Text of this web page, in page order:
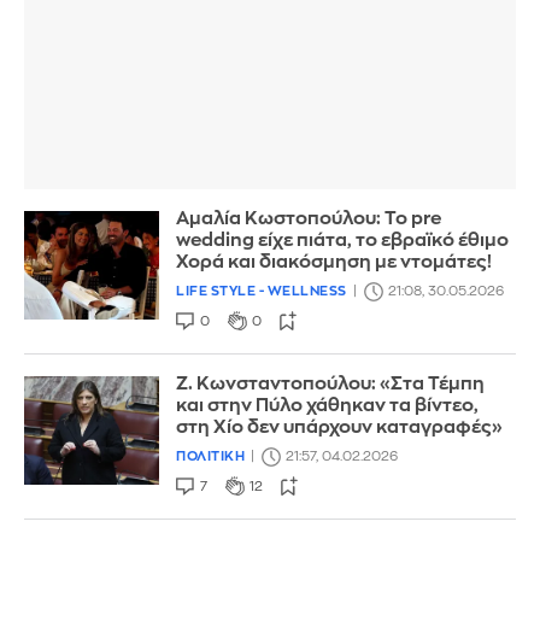
Αμαλία Κωστοπούλου: Το pre
wedding είχε πιάτα, το εβραϊκό έθιμο
Χορά και διακόσμηση με ντομάτες!
LIFE STYLE - WELLNESS 21:08, 30.05.2026
0 0
Ζ. Κωνσταντοπούλου: «Στα Τέμπη
και στην Πύλο χάθηκαν τα βίντεο,
στη Χίο δεν υπάρχουν καταγραφές»
ΠΟΛΙΤΙΚΗ 21:57, 04.02.2026
7 12